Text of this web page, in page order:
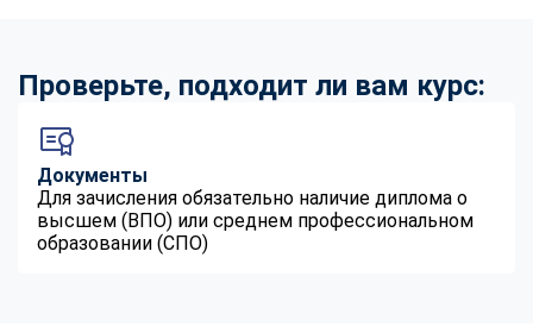
Проверьте, подходит ли вам курс:
Документы
Для зачисления обязательно наличие диплома о
высшем (ВПО) или среднем профессиональном
образовании (СПО)